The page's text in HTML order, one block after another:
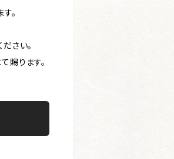
。
さい。
賜ります。